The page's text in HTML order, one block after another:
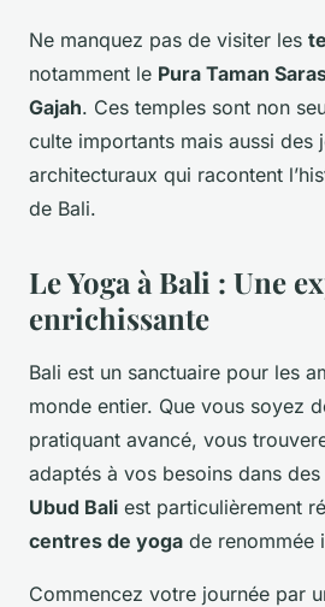
Ne manquez pas de visiter les
notamment le Pura Taman
Gajah. Ces temples sont non
culte importants mais aussi des
architecturaux qui racontent
de Bali.
Le Yoga à Bali : Une
enrichissante
Bali est un sanctuaire pour les
monde entier. Que vous soyez
pratiquant avancé, vous
adaptés à vos besoins dans
Ubud Bali est particulièrement
centres de yoga de renommée
Commencez votre journée par